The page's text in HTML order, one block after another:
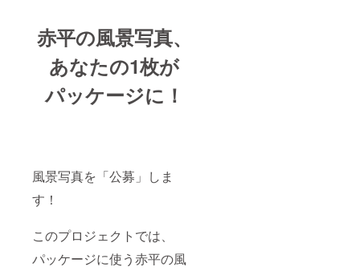
赤平の風景写真、
あなたの1枚が
パッケージに！
風景写真を「公募」しま
す！
このプロジェクトでは、
パッケージに使う赤平の風